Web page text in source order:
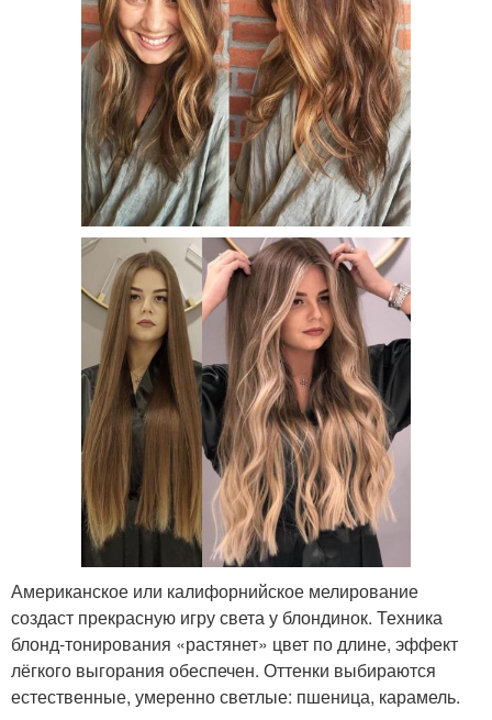
Американское или калифорнийское мелирование
создаст прекрасную игру света у блондинок. Техника
блонд-тонирования «растянет» цвет по длине, эффект
лёгкого выгорания обеспечен. Оттенки выбираются
естественные, умеренно светлые: пшеница, карамель.